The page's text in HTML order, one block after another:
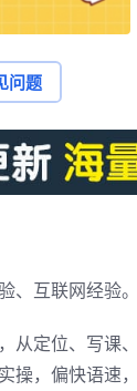
问题
、互联网经验
从定位、写课
操，偏快语速